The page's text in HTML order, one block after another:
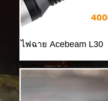
ไฟฉาย Acebeam L30